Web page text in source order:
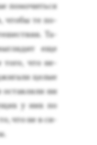
по­мочить­ся
что­бы те по­
Та­
еще
то­го, что не­
це­лые
ни
у них по
что не в си­